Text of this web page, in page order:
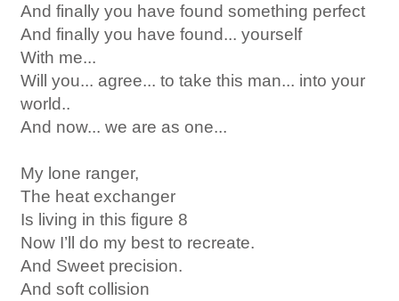
And finally you have found something perfect
And finally you have found... yourself
With me...
Will you... agree... to take this man... into your
world..
And now... we are as one...
My lone ranger,
The heat exchanger
Is living in this figure 8
Now I’ll do my best to recreate.
And Sweet precision.
And soft collision